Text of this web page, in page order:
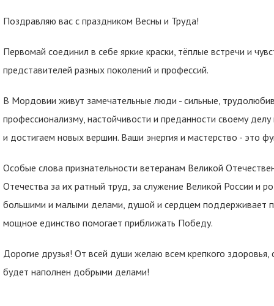
Поздравляю вас с праздником Весны и Труда!
Первомай соединил в себе яркие краски, тёплые встречи и
представителей разных поколений и профессий.
В Мордовии живут замечательные люди - сильные,
профессионализму, настойчивости и преданности своему
и достигаем новых вершин. Ваши энергия и мастерство - это
Особые слова признательности ветеранам Великой
Отечества за их ратный труд, за служение Великой России и
большими и малыми делами, душой и сердцем поддерживает
мощное единство помогает приближать Победу.
Дорогие друзья! От всей души желаю всем крепкого
будет наполнен добрыми делами!